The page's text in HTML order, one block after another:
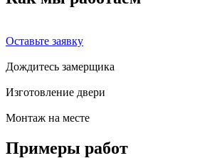
Оставьте заявку
Дождитесь замерщика
Изготовление двери
Монтаж на месте
Примеры работ